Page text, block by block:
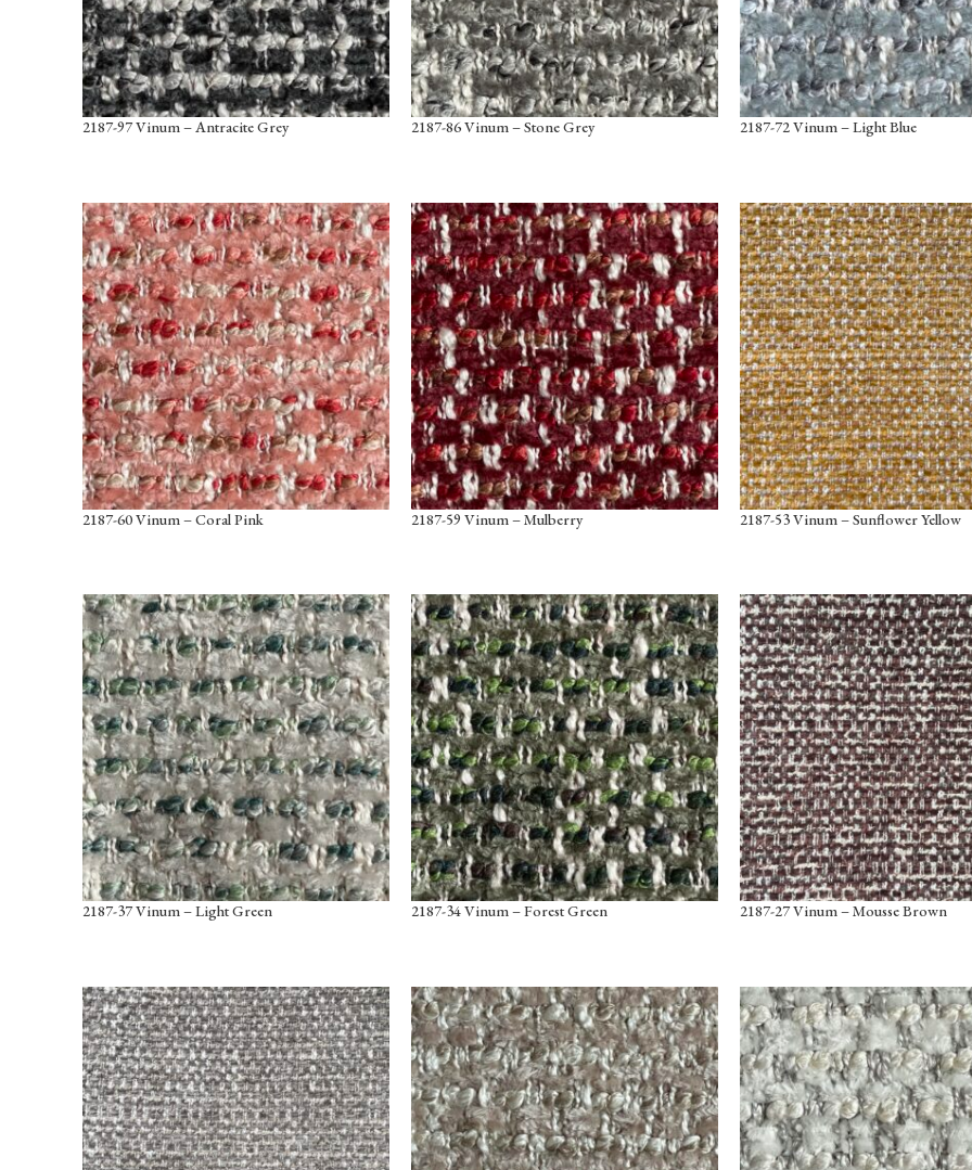
2187-97 Vinum – Antracite Grey 2187-86 Vinum – Stone Grey 2187-72 Vinum – Light Blue
2187-60 Vinum – Coral Pink 2187-59 Vinum – Mulberry 2187-53 Vinum – Sunflower Yellow
2187-37 Vinum – Light Green 2187-34 Vinum – Forest Green 2187-27 Vinum – Mousse Brown